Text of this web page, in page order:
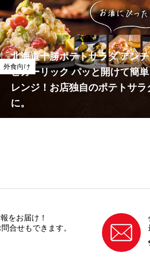
外食向け
北海道十勝ポテトサラダ アン
ビガーリック パッと開けて簡
レンジ！お店独自のポテトサラ
に。
をお届け！
合せもできます。